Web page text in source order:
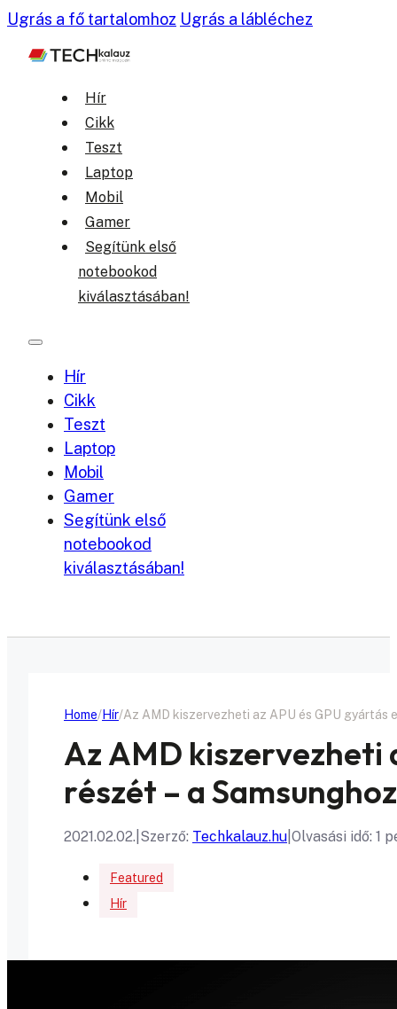
Ugrás a fő tartalomhoz Ugrás a lábléchez
Hír
Cikk
Teszt
Laptop
Mobil
Gamer
Segítünk első
notebookod
kiválasztásában!
Hír
Cikk
Teszt
Laptop
Mobil
Gamer
Segítünk első
notebookod
kiválasztásában!
Home Hír Az AMD kiszervezheti az APU és GPU gyártás
Az AMD kiszervezheti
részét – a
2021.02.02. Szerző: Techkalauz.hu Olvasási idő: 1
Featured
Hír